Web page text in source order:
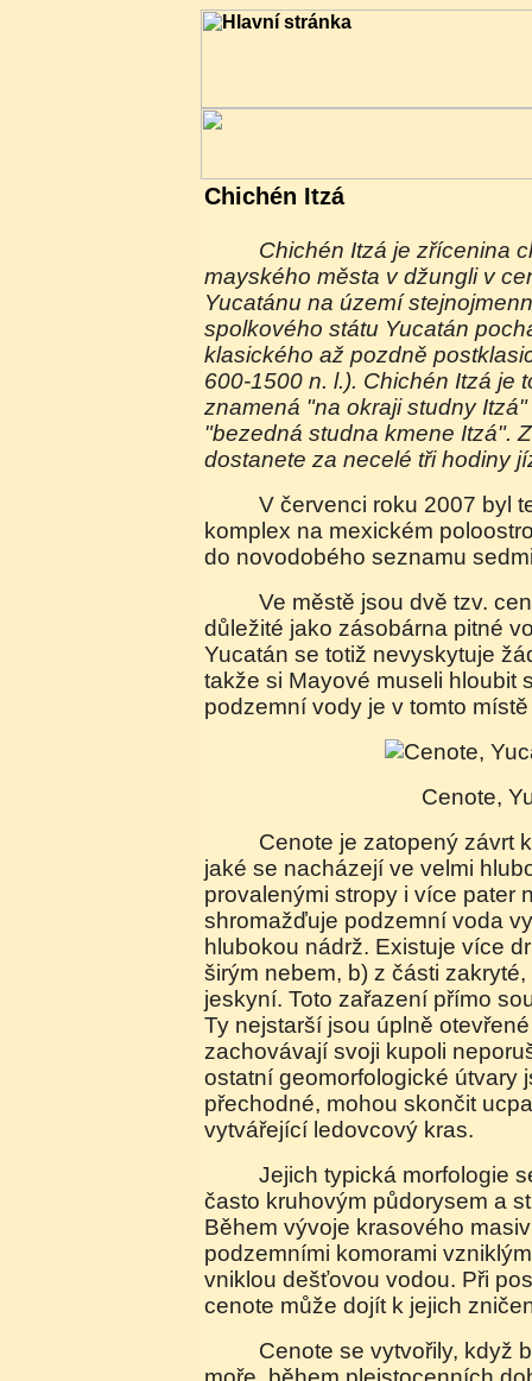
Chichén Itzá
Chichén Itzá je zřícenina chrámového
mayského města v džungli v
Yucatánu na území
spolkového státu Yucatán
klasického až pozdně
600-1500 n. l.). Chichén Itzá je
znamená "na okraji studny
"bezedná studna kmene Itzá".
dostanete za necelé tři hodiny
V červenci roku 2007 byl tento chrámový
komplex na mexickém
do novodobého seznamu
Ve městě jsou dvě tzv. cenote, které jsou velice
důležité jako zásobárna pitné
Yucatán se totiž nevyskytuje
takže si Mayové museli hloubit
podzemní vody je v tomto
Cenote,
Cenote je zatopený závrt krasového původu,
jaké se nacházejí ve velmi
provalenými stropy i více pater
shromažďuje podzemní voda
hlubokou nádrž. Existuje více
širým nebem, b) z části
jeskyní. Toto zařazení přímo
Ty nejstarší jsou úplně
zachovávají svoji kupoli
ostatní geomorfologické útvary
přechodné, mohou skončit
vytvářející ledovcový kras.
Jejich typická morfologie se vyznačuje oválným,
často kruhovým půdorysem a
Během vývoje krasového
podzemními komorami
vniklou dešťovou vodou. Při
cenote může dojít k jejich
Cenote se vytvořily, když byla nižší hladina